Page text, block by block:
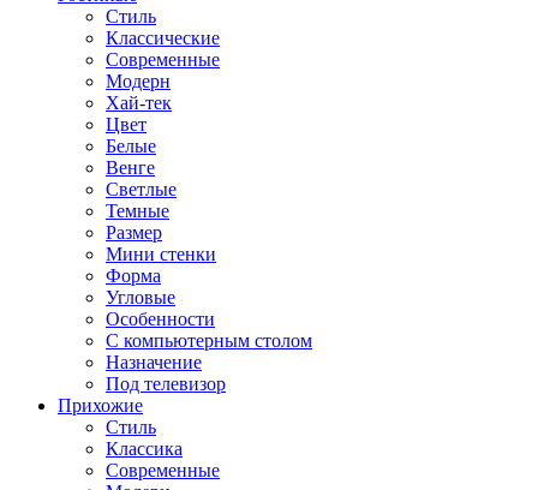
Стиль
Классические
Современные
Модерн
Хай-тек
Цвет
Белые
Венге
Светлые
Темные
Размер
Мини стенки
Форма
Угловые
Особенности
С компьютерным столом
Назначение
Под телевизор
Прихожие
Стиль
Классика
Современные